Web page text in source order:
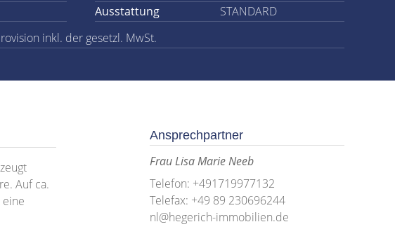
Ausstattung
STANDARD
inkl. der gesetzl. MwSt.
Auf ca.
eine
Ansprechpartner
Frau Lisa Marie Neeb
Telefon: +491719977132
Telefax: +49 89 230696244
nl@hegerich-immobilien.de